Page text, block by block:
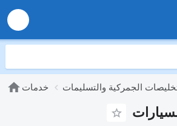
خدمات الجمركية والتسليمات